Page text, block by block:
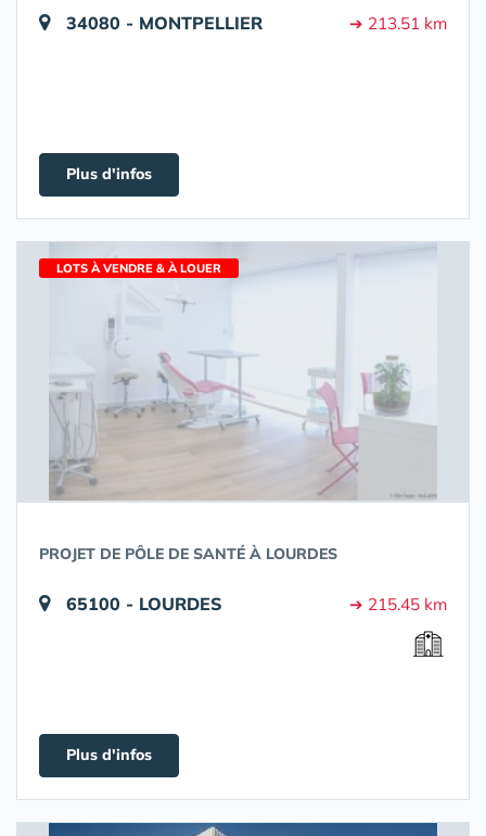
34080 - MONTPELLIER ➔ 213.51 km
Plus d'infos
LOTS À VENDRE & À LOUER
PROJET DE PÔLE DE SANTÉ À LOURDES
65100 - LOURDES ➔ 215.45 km
Plus d'infos